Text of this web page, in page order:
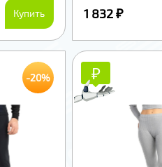
Купить 1 832 ₽
-20% ₽₽